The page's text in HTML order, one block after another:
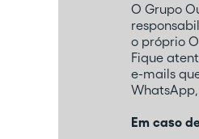
O Grupo
o próprio
Fique
e-mails
Em caso